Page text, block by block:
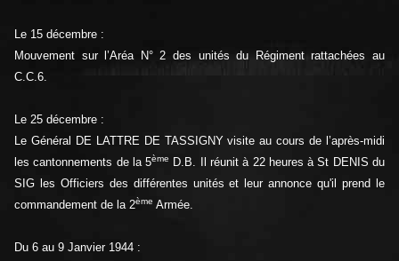
Le 15 décembre :
Mouvement sur l’Aréa N° 2 des unités du Régiment rattachées au
C.C.6.
Le 25 décembre :
Le Général DE LATTRE DE TASSIGNY visite au cours de l’après-midi
les cantonnements de la 5ème
D.B. Il réunit à 22 heures à St DENIS du
SIG les Officiers des différentes unités et leur annonce qu'il prend le
commandement de la 2ème Armée.
Du 6 au 9 Janvier 1944 :